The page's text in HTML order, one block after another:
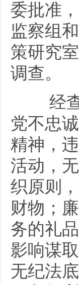
委批准
监察组
策研究
调查。
经查
党不忠
精神，
活动，
织原则
财物；
务的礼
影响谋
无纪法